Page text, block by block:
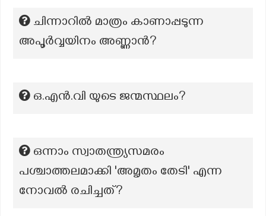
ചിന്നാറിൽ മാത്രം കാണാപ്പടുന്ന
അപൂർവ്വയിനം അണ്ണാൻ?
ഒ.എന്‍.വി യുടെ ജന്മസ്ഥലം?
ഒന്നാം സ്വാതന്ത്ര്യസമരം
പശ്ചാത്തലമാക്കി 'അമൃതം തേടി' എന്ന
നോവൽ രചിച്ചത്?